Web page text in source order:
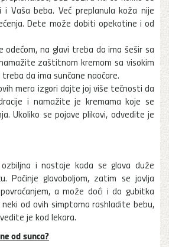
Vaša beba. Već preplanula koža nije
Dete može dobiti opekotine i od
na glavi treba da ima šešir sa
zaštitnom kremom sa visokim
da ima sunčane naočare.
mera izgori dajte joj više tečnosti da
i namažite je kremama koje se
Ukoliko se pojave plikovi, odvedite je
ozbiljna i nastaje kada se glava duže
Počinje glavoboljom, zatim se javlja
a može doći i do gubitka
od ovih simptoma rashladite bebu,
je kod lekara.
od sunca?